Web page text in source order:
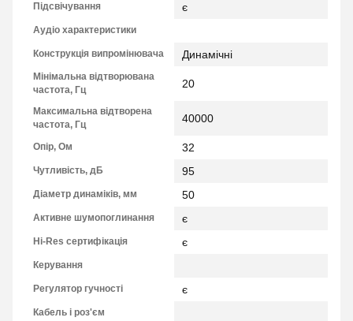
Підсвічування є
Аудіо характеристики
Конструкція випромінювача Динамічні
Мінімальна відтворювана
частота, Гц
20
Максимальна відтворена
частота, Гц
40000
Опір, Ом 32
Чутливість, дБ 95
Діаметр динаміків, мм 50
Активне шумопоглинання є
Hi-Res сертифікація є
Керування
Регулятор гучності є
Кабель і роз'єм